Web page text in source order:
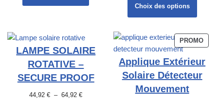
Choix des options
LAMPE SOLAIRE
ROTATIVE –
SECURE PROOF
44,92€ – 64,92€
PROMO
Applique Extérieur
Solaire Détecteur
Mouvement